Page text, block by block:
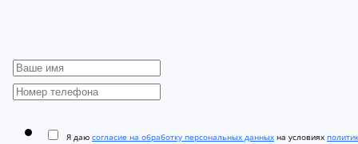
Я даю согласие на обработку персональных данных на условиях